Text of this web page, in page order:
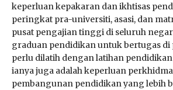
keperluan kepakaran dan ikhtisas
peringkat pra-universiti, asasi, dan
pusat pengajian tinggi di seluruh
graduan pendidikan untuk bertugas
perlu dilatih dengan latihan
ianya juga adalah keperluan
pembangunan pendidikan yang lebih